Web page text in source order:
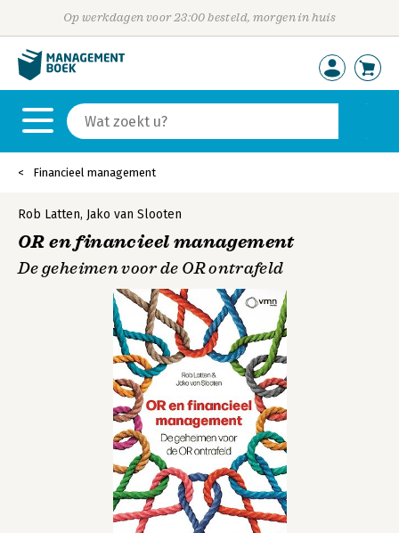
Op werkdagen voor 23:00 besteld, morgen in huis
Financieel management
Rob Latten, Jako van Slooten
OR en financieel management
De geheimen voor de OR ontrafeld